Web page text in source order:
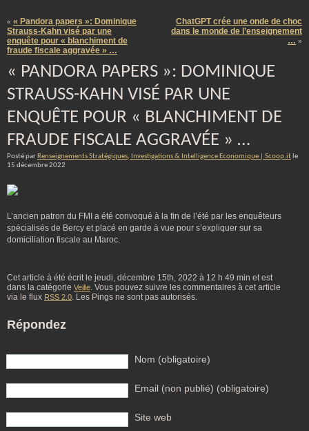
« « Pandora papers »: Dominique
Strauss-Kahn visé par une
enquête pour « blanchiment de
fraude fiscale aggravée » …
ChatGPT crée une onde de choc
dans le monde de l’enseignement
… »
« PANDORA PAPERS »: DOMINIQUE
STRAUSS-KAHN VISÉ PAR UNE
ENQUÊTE POUR « BLANCHIMENT DE
FRAUDE FISCALE AGGRAVÉE » …
Posté par Renseignements Stratégiques, Investigations & Intelligence Economique | Scoop.it le
15 décembre 2022
L’ancien patron du FMI a été convoqué à la fin de l’été par les enquêteurs
spécialisés de Bercy et placé en garde à vue pour s’expliquer sur sa
domiciliation fiscale au Maroc.
Cet article à été écrit le jeudi, décembre 15th, 2022 à 12 h 49 min et est
dans la catégorie Veille. Vous pouvez suivre les commentaires à cet article
via le flux RSS 2.0. Les Pings ne sont pas autorisés.
Répondez
Nom (obligatoire)
Email (non publié) (obligatoire)
Site web